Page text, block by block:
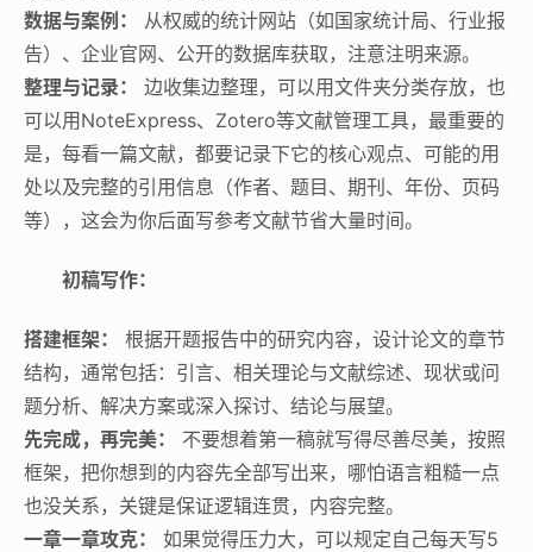
数据与案例：
从权威的统计网站（如国家统计局、行业报
告）、企业官网、公开的数据库获取，注意注明来源。
整理与记录：
边收集边整理，可以用文件夹分类存放，也
可以用NoteExpress、Zotero等文献管理工具，最重要的
是，每看一篇文献，都要记录下它的核心观点、可能的用
处以及完整的引用信息（作者、题目、期刊、年份、页码
等），这会为你后面写参考文献节省大量时间。
初稿写作：
搭建框架：
根据开题报告中的研究内容，设计论文的章节
结构，通常包括：引言、相关理论与文献综述、现状或问
题分析、解决方案或深入探讨、结论与展望。
先完成，再完美：
不要想着第一稿就写得尽善尽美，按照
框架，把你想到的内容先全部写出来，哪怕语言粗糙一点
也没关系，关键是保证逻辑连贯，内容完整。
一章一章攻克：
如果觉得压力大，可以规定自己每天写5